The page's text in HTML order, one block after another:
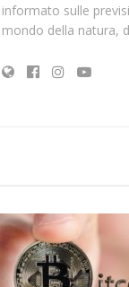
informato sulle
mondo della natura,